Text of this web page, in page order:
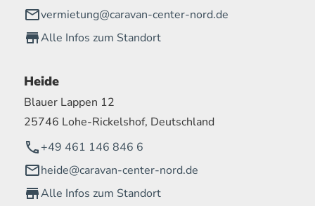
vermietung@caravan-center-nord.de
Alle Infos zum Standort
Heide
Blauer Lappen 12
25746 Lohe-Rickelshof, Deutschland
+49 461 146 846 6
heide@caravan-center-nord.de
Alle Infos zum Standort